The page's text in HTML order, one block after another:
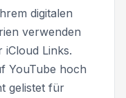
digitalen
verwenden
iCloud Links.
YouTube hoch
gelistet für